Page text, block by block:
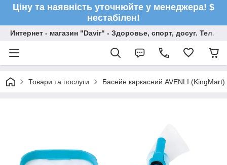
Ціну та наявність уточнюйте у менеджера! $
нестабілен!
Интернет - магазин "Davir" - Здоровье, спорт, досуг. Тел.
Товари та послуги Басейн каркасний AVENLI (KingMart)